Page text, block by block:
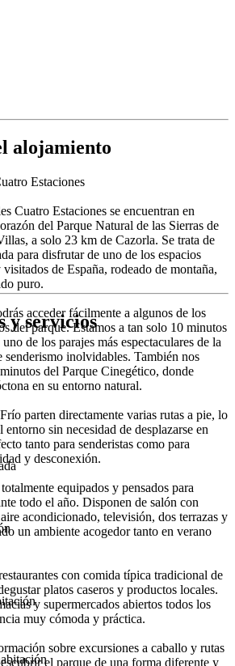
alojamiento
Estaciones
Cuatro Estaciones se encuentran en
del Parque Natural de las Sierras de
a solo 23 km de Cazorla. Se trata de
para disfrutar de uno de los espacios
de España, rodeado de montaña,
puro.
acceder fácilmente a algunos de los
del parque. Estamos a tan solo 10 minutos
de los parajes más espectaculares de la
senderismo inolvidables. También nos
del Parque Cinegético, donde
en su entorno natural.
parten directamente varias rutas a pie, lo
sin necesidad de desplazarse en
tanto para senderistas como para
y desconexión.
equipados y pensados para
todo el año. Disponen de salón con
acondicionado, televisión, dos terrazas y
un ambiente acogedor tanto en verano
con comida típica tradicional de
platos caseros y productos locales.
y supermercados abiertos todos los
muy cómoda y práctica.
sobre excursiones a caballo y rutas
el parque de una forma diferente y
y servicios